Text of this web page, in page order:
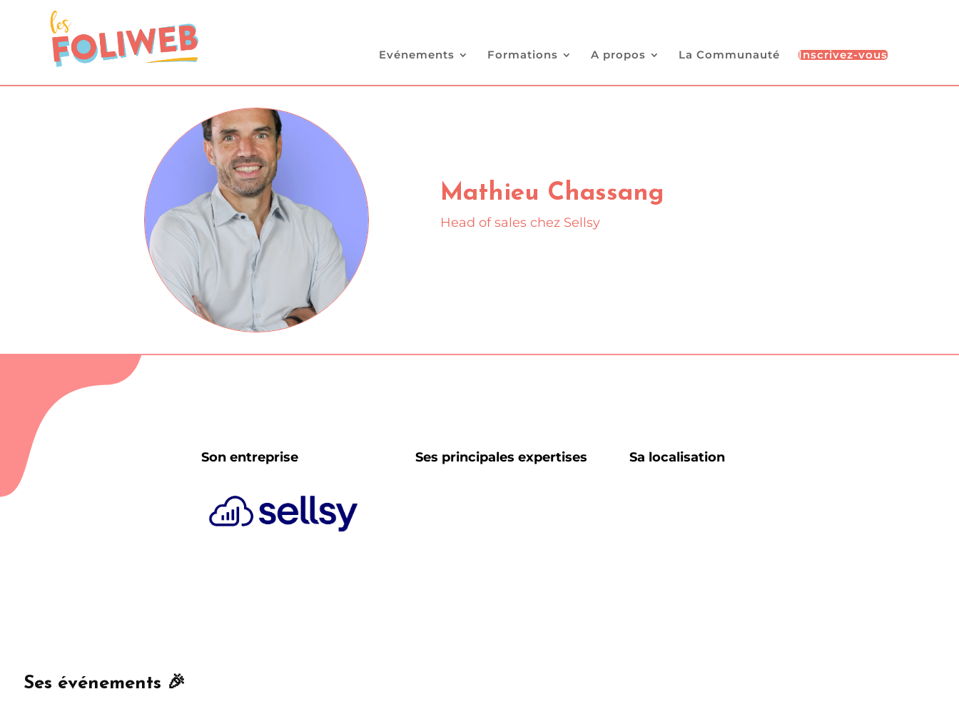
Evénements Formations A propos La Communauté Inscrivez-vous
Mathieu Chassang
Head of sales chez Sellsy
Son entreprise Ses principales expertises Sa localisation
Ses événements 🎉